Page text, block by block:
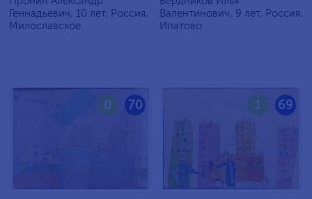
Геннадьевич, 10 лет, Россия,
Милославское
Валентинович, 9 лет, Россия,
Ипатово
70
0 69
1